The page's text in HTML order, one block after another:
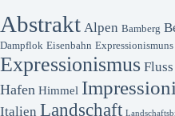
Abstrakt Alpen Bamberg
Dampflok Eisenbahn Expressionismuns
Expressionismus Fluss
Hafen Himmel
Italien Landschaft